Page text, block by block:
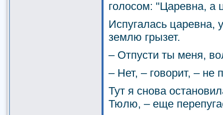
голосом: "Царевна, а
Испугалась царевна,
землю грызет.
– Отпусти ты меня,
– Нет, – говорит, – не
Тут я снова
Тюлю, – еще